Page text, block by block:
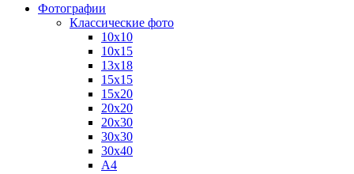
Фотографии
Классические фото
10х10
10х15
13х18
15х15
15х20
20х20
20х30
30х30
30х40
А4